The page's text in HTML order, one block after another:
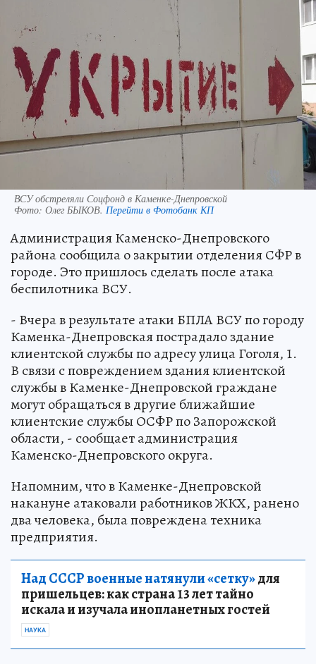
ВСУ обстреляли Соцфонд в Каменке-Днепровской
Фото: Олег БЫКОВ. Перейти в Фотобанк КП
Администрация Каменско-Днепровского
района сообщила о закрытии отделения СФР в
городе. Это пришлось сделать после атака
беспилотника ВСУ.
- Вчера в результате атаки БПЛА ВСУ по городу
Каменка-Днепровская пострадало здание
клиентской службы по адресу улица Гоголя, 1.
В связи с повреждением здания клиентской
службы в Каменке-Днепровской граждане
могут обращаться в другие ближайшие
клиентские службы ОСФР по Запорожской
области, - сообщает администрация
Каменско-Днепровского округа.
Напомним, что в Каменке-Днепровской
накануне атаковали работников ЖКХ, ранено
два человека, была повреждена техника
предприятия.
Над СССР военные натянули «сетку»для
пришельцев: как страна 13 лет тайно
искала и изучала инопланетных гостей
НАУКА